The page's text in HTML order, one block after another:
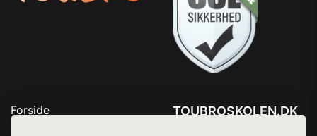
Forside
TOUBROSKOLEN.DK